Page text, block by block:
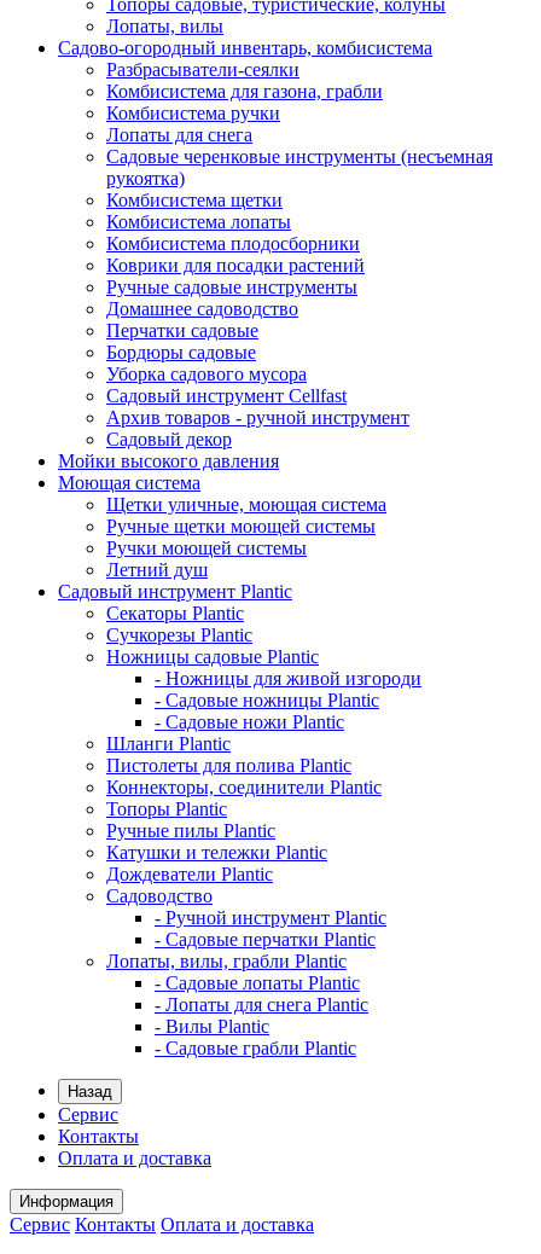
Топоры садовые, туристические, колуны
Лопаты, вилы
Садово-огородный инвентарь, комбисистема
Разбрасыватели-сеялки
Комбисистема для газона, грабли
Комбисистема ручки
Лопаты для снега
Садовые черенковые инструменты (несъемная
рукоятка)
Комбисистема щетки
Комбисистема лопаты
Комбисистема плодосборники
Коврики для посадки растений
Ручные садовые инструменты
Домашнее садоводство
Перчатки садовые
Бордюры садовые
Уборка садового мусора
Садовый инструмент Cellfast
Архив товаров - ручной инструмент
Садовый декор
Мойки высокого давления
Моющая система
Щетки уличные, моющая система
Ручные щетки моющей системы
Ручки моющей системы
Летний душ
Садовый инструмент Plantic
Секаторы Plantic
Сучкорезы Plantic
Ножницы садовые Plantic
- Ножницы для живой изгороди
- Садовые ножницы Plantic
- Садовые ножи Plantic
Шланги Plantic
Пистолеты для полива Plantic
Коннекторы, соединители Plantic
Топоры Plantic
Ручные пилы Plantic
Катушки и тележки Plantic
Дождеватели Plantic
Садоводство
- Ручной инструмент Plantic
- Садовые перчатки Plantic
Лопаты, вилы, грабли Plantic
- Садовые лопаты Plantic
- Лопаты для снега Plantic
- Вилы Plantic
- Садовые грабли Plantic
Назад
Сервис
Контакты
Оплата и доставка
Информация
Сервис Контакты Оплата и доставка